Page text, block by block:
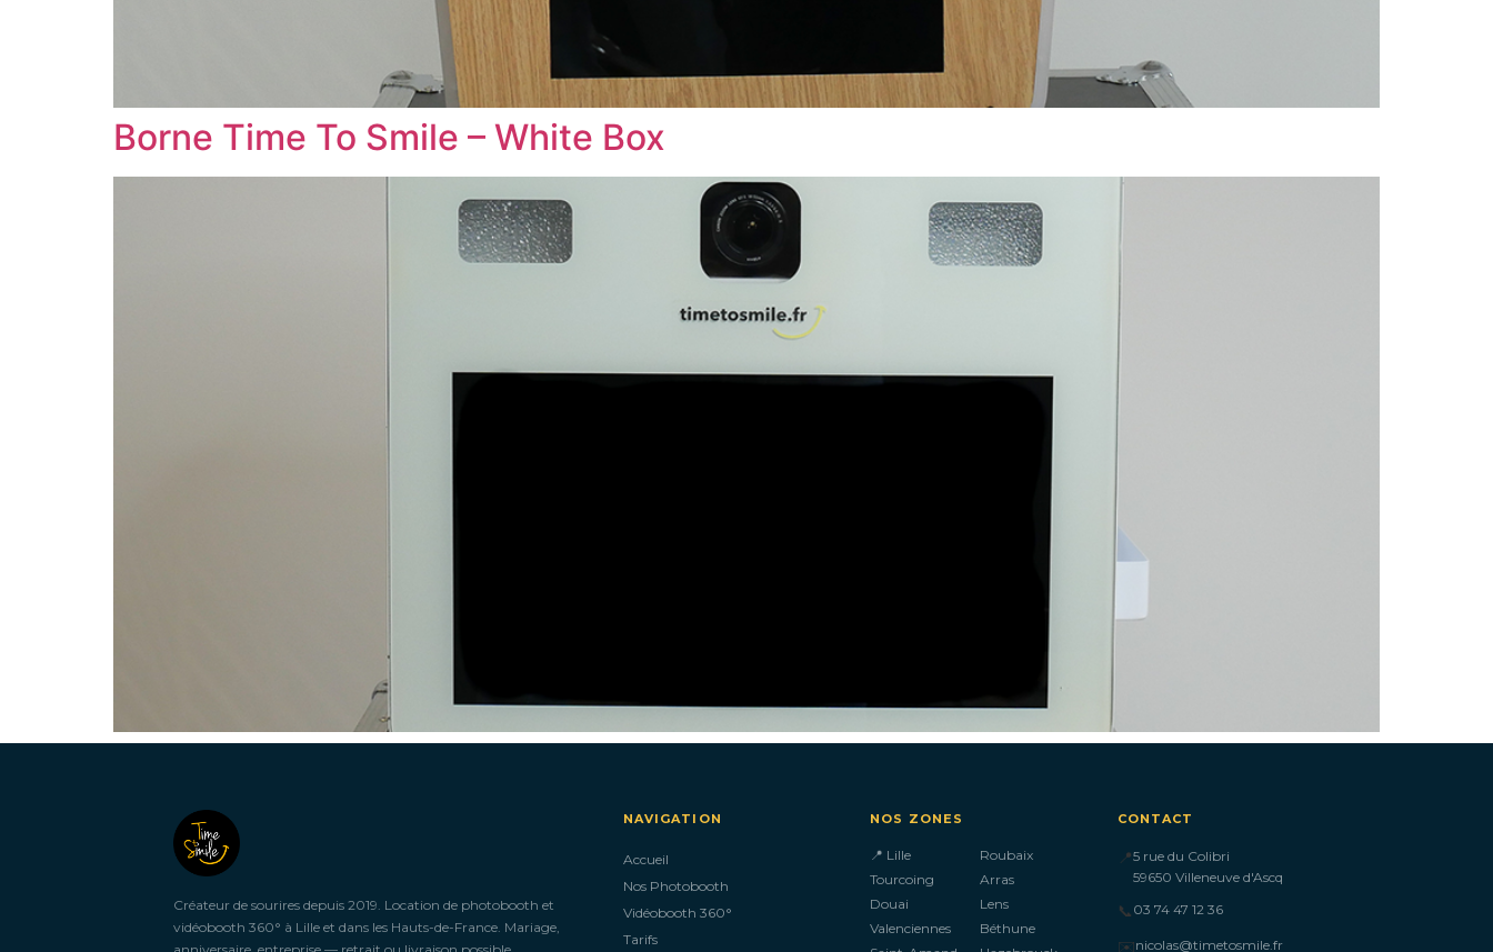
Borne Time To Smile – White Box
Créateur de sourires depuis 2019. Location de photobooth et
vidéobooth 360° à Lille et dans les Hauts-de-France. Mariage,
anniversaire, entreprise — retrait ou livraison possible.
NAVIGATION
Accueil
Nos Photobooth
Vidéobooth 360°
Tarifs
NOS ZONES
📍 Lille
Roubaix
Tourcoing
Arras
Douai
Lens
Valenciennes
Béthune
CONTACT
📍5 rue du Colibri
59650 Villeneuve d'Ascq
📞 03 74 47 12 36
✉️nicolas@timetosmile.fr